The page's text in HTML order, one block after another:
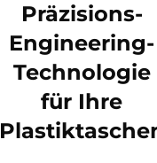
Präzisions-
Engineering-
Technologie
für Ihre